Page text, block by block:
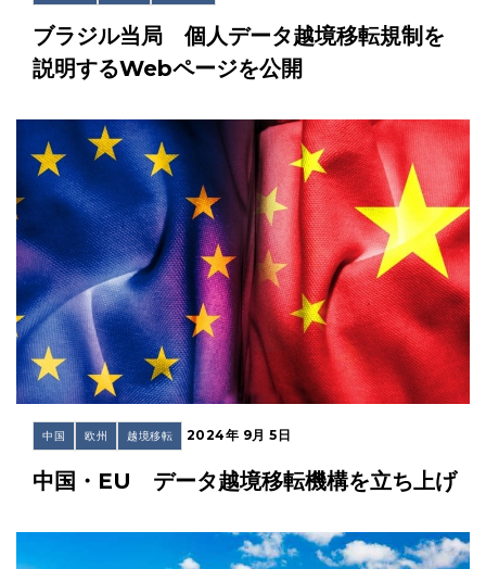
ブラジル当局 個人データ越境移転規制を
説明するWebページを公開
中国 欧州 越境移転 2024年 9月 5日
中国・EU データ越境移転機構を立ち上げ